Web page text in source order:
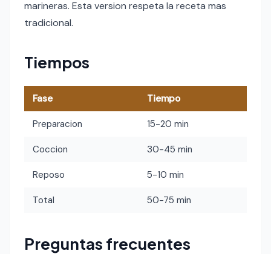
marineras. Esta version respeta la receta mas
tradicional.
Tiempos
Fase Tiempo
Preparacion 15-20 min
Coccion 30-45 min
Reposo 5-10 min
Total 50-75 min
Preguntas frecuentes